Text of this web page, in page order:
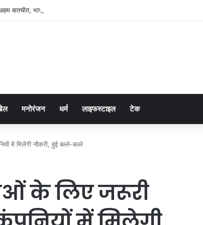
बातचीत, भारत-अमेरिका रणनीतिक साझेदारी पर हुई चर्चा
मनोरंजन धर्म लाइफस्टाइल टेक
में मिलेगी नौकरी, हुई बल्ले-बल्ले
के लिए जरूरी